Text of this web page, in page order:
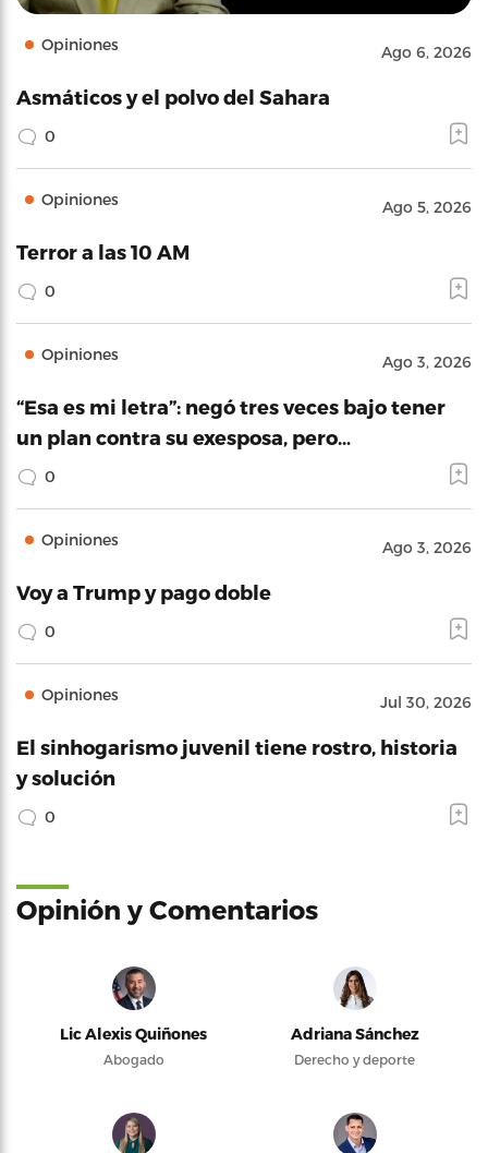
Opiniones Ago 6, 2026
Asmáticos y el polvo del Sahara
0
Opiniones Ago 5, 2026
Terror a las 10 AM
0
Opiniones Ago 3, 2026
“Esa es mi letra”: negó tres veces bajo tener
un plan contra su exesposa, pero…
0
Opiniones Ago 3, 2026
Voy a Trump y pago doble
0
Opiniones Jul 30, 2026
El sinhogarismo juvenil tiene rostro, historia
y solución
0
Opinión y Comentarios
Lic Alexis Quiñones
Abogado
Adriana Sánchez
Derecho y deporte